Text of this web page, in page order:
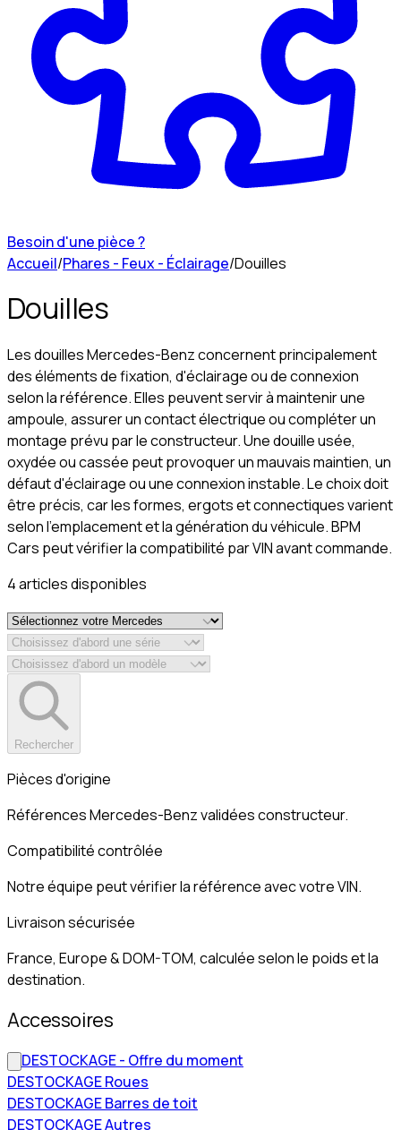
Besoin d'une pièce ?
Accueil/Phares - Feux - Éclairage/Douilles
Douilles
Les douilles Mercedes-Benz concernent principalement
des éléments de fixation, d'éclairage ou de connexion
selon la référence. Elles peuvent servir à maintenir une
ampoule, assurer un contact électrique ou compléter un
montage prévu par le constructeur. Une douille usée,
oxydée ou cassée peut provoquer un mauvais maintien, un
défaut d'éclairage ou une connexion instable. Le choix doit
être précis, car les formes, ergots et connectiques varient
selon l'emplacement et la génération du véhicule. BPM
Cars peut vérifier la compatibilité par VIN avant commande.
4articlesdisponibles
Rechercher
Pièces d'origine
Références Mercedes-Benz validées constructeur.
Compatibilité contrôlée
Notre équipe peut vérifier la référence avec votre VIN.
Livraison sécurisée
France, Europe & DOM-TOM, calculée selon le poids et la
destination.
Accessoires
DESTOCKAGE - Offre du moment
DESTOCKAGE Roues
DESTOCKAGE Barres de toit
DESTOCKAGE Autres